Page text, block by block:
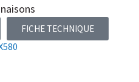
FICHE TECHNIQUE